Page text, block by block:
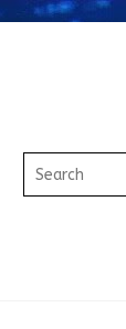
Search